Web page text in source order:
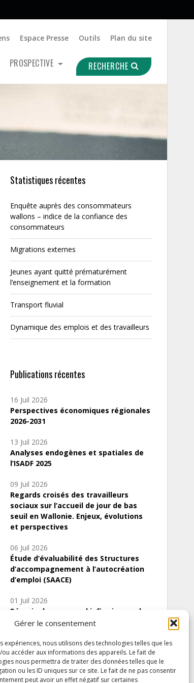
Gérer le consentement
expériences, nous utilisons des technologies telles que les
accéder aux informations des appareils. Le fait de
nous permettra de traiter des données telles que le
ou les ID uniques sur ce site. Le fait de ne pas consentir
peut avoir un effet négatif sur certaines
Espace Presse Outils Plan du site
PROSPECTIVE RECHERCHE
Statistiques récentes
Enquête auprès des consommateurs
wallons – indice de la confiance des
consommateurs
Migrations externes
Jeunes ayant quitté prématurément
l’enseignement et la formation
Transport fluvial
Dynamique des emplois et des travailleurs
Publications récentes
16 Juil 2026
Perspectives économiques régionales
2026-2031
13 Juil 2026
Analyses endogènes et spatiales de
l’ISADF 2025
09 Juil 2026
Regards croisés des travailleurs
sociaux sur l’accueil de jour de bas
seuil en Wallonie. Enjeux, évolutions
et perspectives
06 Juil 2026
Étude d’évaluabilité des Structures
d’accompagnement à l’autocréation
d’emploi (SAACE)
01 Juil 2026
Pénurie du personnel infirmier :quels
indicateurs d’offre de soins pour
Inscrivez-vous à notre newsletter